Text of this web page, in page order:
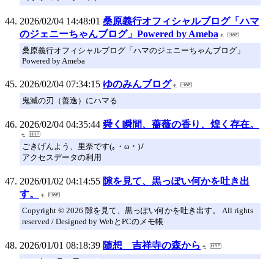
2026/02/04 14:48:01 桑原義行オフィシャルブログ「ハマ
のジェニーちゃんブログ」Powered by Ameba
桑原義行オフィシャルブログ「ハマのジェニーちゃんブログ」
Powered by Ameba
2026/02/04 07:34:15 ゆのみんブログ
鬼滅の刃（善逸）にハマる
2026/02/04 04:35:44 舜く瞬間、薔薇の香り、煌く存在。
ごきげんよう、里奈です(｡・ω・)ﾉ
アクセスデータの利用
2026/01/02 04:14:55 隙を見て、黒っぽい何かを吐き出
す。
Copyright © 2026 隙を見て、黒っぽい何かを吐き出す。 All rights
reserved / Designed by WebとPCのメモ帳
2026/01/01 08:18:39 随想 吉祥寺の森から